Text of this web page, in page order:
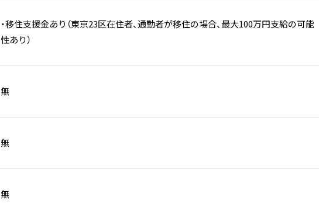
・移住支援金あり（東京23区在住者、通勤者が移住の場合、最大100万円支給の可能
性あり）
無
無
無